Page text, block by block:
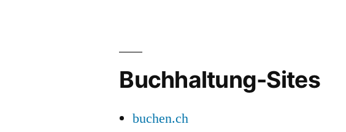
Buchhaltung-Sites
buchen.ch